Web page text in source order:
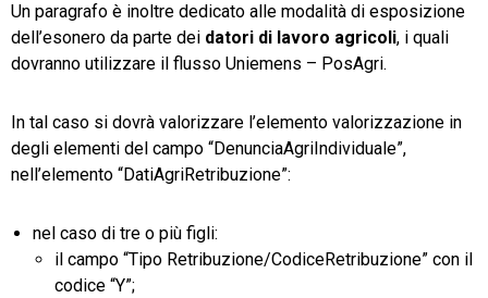
Un paragrafo è inoltre dedicato alle modalità di esposizione
dell’esonero da parte dei datori di lavoro agricoli, i quali
dovranno utilizzare il flusso Uniemens – PosAgri.
In tal caso si dovrà valorizzare l’elemento valorizzazione in
degli elementi del campo “DenunciaAgriIndividuale”,
nell’elemento “DatiAgriRetribuzione”:
nel caso di tre o più figli:
il campo “Tipo Retribuzione/CodiceRetribuzione” con il
codice “Y”;